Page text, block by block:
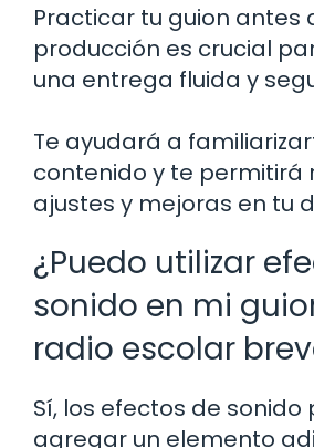
Practicar tu guion antes
producción es crucial
una entrega fluida y
Te ayudará a
contenido y te permitirá
ajustes y mejoras en tu
¿Puedo utilizar
sonido en mi
radio escolar
Sí, los efectos de sonido
agregar un elemento